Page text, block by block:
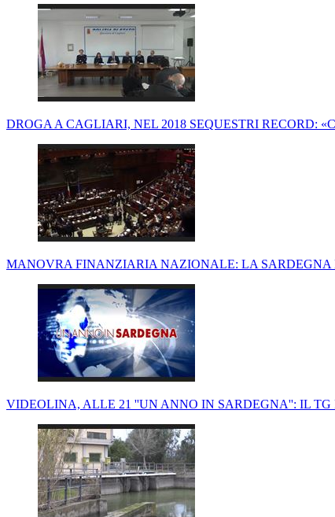
DROGA A CAGLIARI, NEL 2018 SEQUESTRI RECORD:
MANOVRA FINANZIARIA NAZIONALE: LA SARDEGNA
VIDEOLINA, ALLE 21 ''UN ANNO IN SARDEGNA'': IL TG